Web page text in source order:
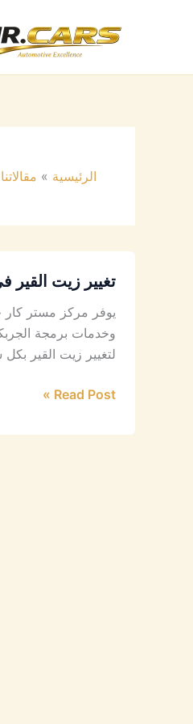
الرئيسية مقالاتنا
تغيير زيت القير
يوفر مركز مستر كار
وخدمات برمجة
لتغيير زيت القير
Read Post »